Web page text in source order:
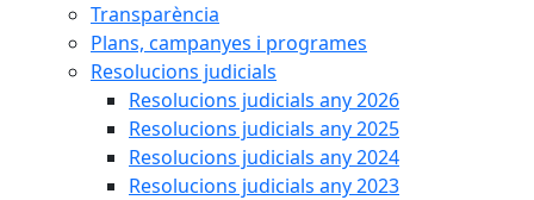
Transparència
Plans, campanyes i programes
Resolucions judicials
Resolucions judicials any 2026
Resolucions judicials any 2025
Resolucions judicials any 2024
Resolucions judicials any 2023